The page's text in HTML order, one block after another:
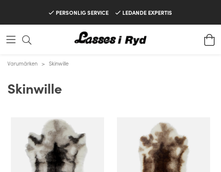
PERSONLIG SERVICE LEDANDE EXPERTIS
Varumärken > Skinwille
Skinwille